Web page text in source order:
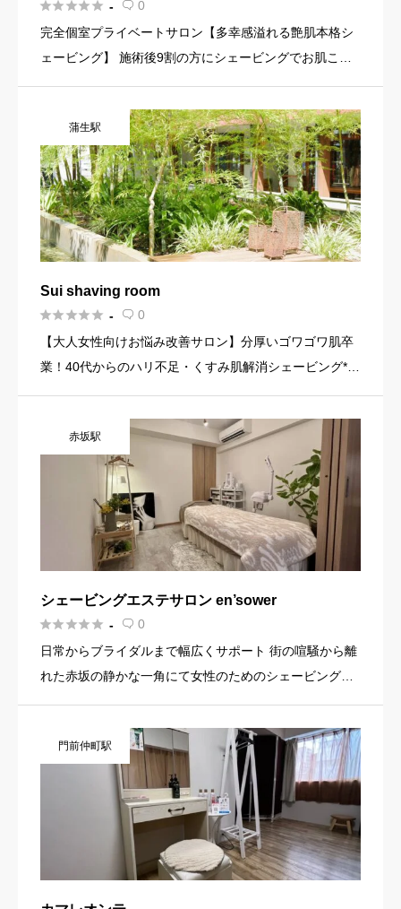
 -  0
完全個室プライベートサロン【多幸感溢れる艶肌本格シ
ェービング】 施術後9割の方にシェービングでお肌こん
がオフされメイクノリが良くなり自分の肌を鏡で見る度
嬉しくなって好きに […]
蒲生駅
Sui shaving room
 -  0
【大人女性向けお悩み改善サロン】分厚いゴワゴワ肌卒
業！40代からのハリ不足・くすみ肌解消シェービング*
ケアが同時に叶うメニューが大好評◎東洋医学を使った
あなただけの肌育 […]
赤坂駅
シェービングエステサロン en’sower
 -  0
日常からブライダルまで幅広くサポート 街の喧騒から離
れた赤坂の静かな一角にて女性のためのシェービングサ
人ひとりの肌質や悩みに合わせて丁寧な施術を行ってい
ます。 シェービン […]
門前仲町駅